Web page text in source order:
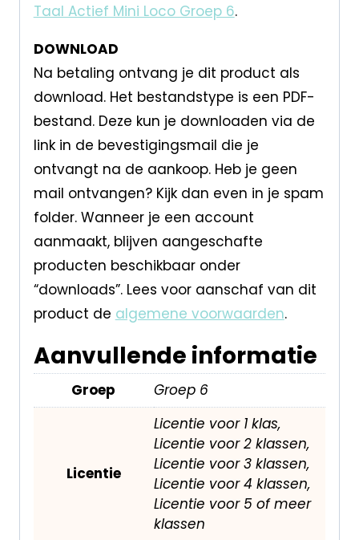
Taal Actief Mini Loco Groep 6.
DOWNLOAD
Na betaling ontvang je dit product als
download. Het bestandstype is een PDF-
bestand. Deze kun je downloaden via de
link in de bevestigingsmail die je
ontvangt na de aankoop. Heb je geen
mail ontvangen? Kijk dan even in je spam
folder. Wanneer je een account
aanmaakt, blijven aangeschafte
producten beschikbaar onder
“downloads”. Lees voor aanschaf van dit
product de algemene voorwaarden.
Aanvullende informatie
Groep Groep 6
Licentie
Licentie voor 1 klas,
Licentie voor 2 klassen,
Licentie voor 3 klassen,
Licentie voor 4 klassen,
Licentie voor 5 of meer
klassen